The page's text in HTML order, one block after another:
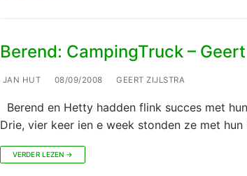
Berend: CampingTruck –
JAN HUT 08/09/2008 GEERT ZIJLSTRA
Berend en Hetty hadden flink succes met
Drie, vier keer ien e week stonden ze met
VERDER LEZEN →